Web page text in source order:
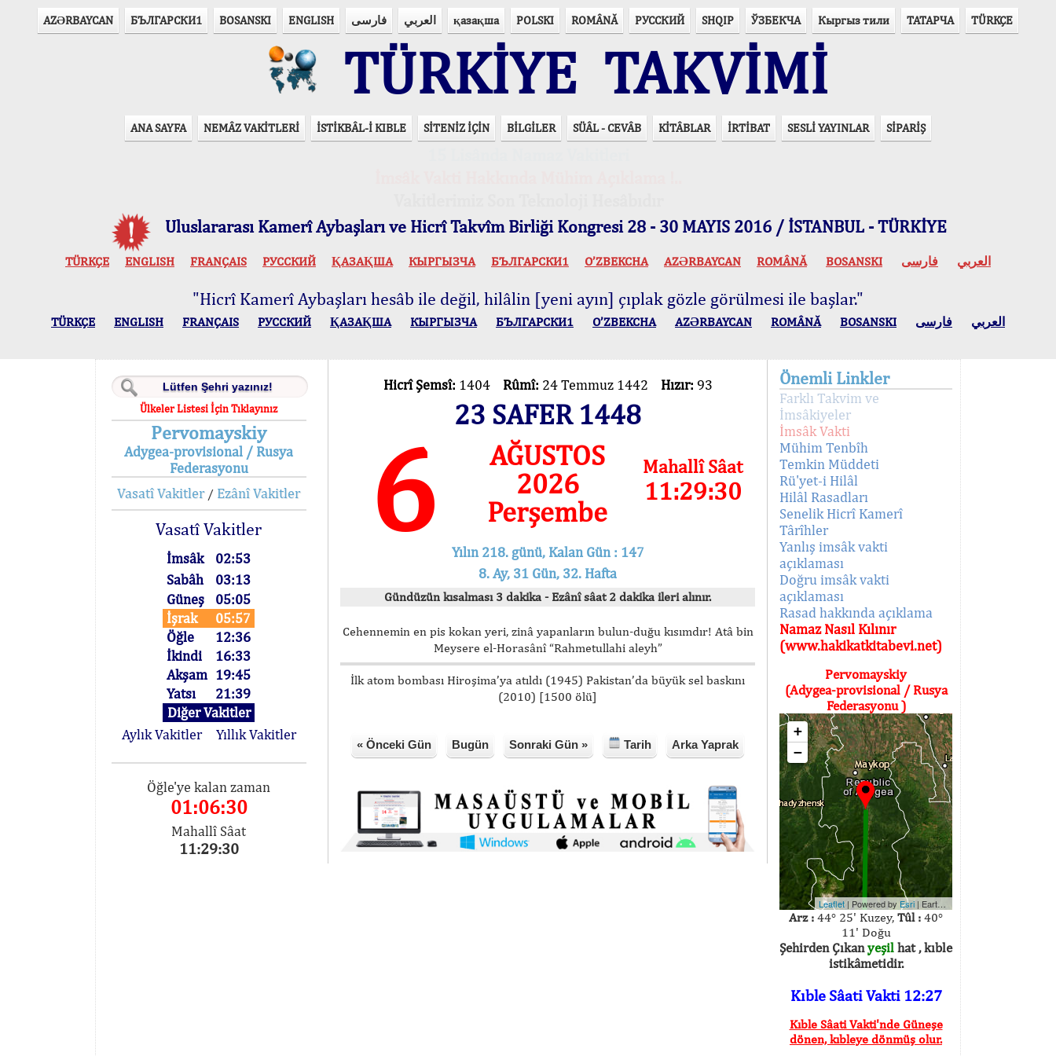
AZӘRBAYCAN БЪЛГАРСКИ1 BOSANSKI ENGLISH فارسی العربي қазақша POLSKI ROMÂNĂ РУССКИЙ SHQIP ЎЗБЕКЧА Кыргыз тили ТАТАРЧА TÜRKÇE
TÜRKİYE TAKVİMİ
ANA SAYFA NEMÂZ VAKİTLERİ İSTİKBÂL-İ KIBLE SİTENİZ İÇİN BİLGİLER SÜÂL - CEVÂB KİTÂBLAR İRTİBAT SESLİ YAYINLAR SİPARİŞ
Uluslararası Kamerî Aybaşları ve Hicrî Takvîm Birliği Kongresi 28 - 30 MAYIS 2016 / İSTANBUL - TÜRKİYE
TÜRKÇE ENGLISH FRANÇAIS РУССКИЙ ҚАЗАҚША КЫPГЫЗЧA БЪЛГАРСКИ1 O’ZBEKCHA AZӘRBAYCAN ROMÂNĂ BOSANSKI العربي فارسی
"Hicrî Kamerî Aybaşları hesâb ile değil, hilâlin [yeni ayın] çıplak gözle görülmesi ile başlar."
TÜRKÇE ENGLISH FRANÇAIS РУССКИЙ ҚАЗАҚША КЫPГЫЗЧA БЪЛГАРСКИ1 O’ZBEKCHA AZӘRBAYCAN ROMÂNĂ BOSANSKI العربي فارسی
Ülkeler Listesi İçin Tıklayınız
Pervomayskiy
Adygea-provisional / Rusya
Federasyonu
Vasatî Vakitler/ Ezânî Vakitler
Vasatî Vakitler
İmsâk
02:53
Sabâh
03:13
Güneş
05:05
İşrak
05:57
Öğle
12:36
İkindi
16:33
Akşam 19:45
Yatsı
21:39
Diğer Vakitler
Aylık Vakitler
Yıllık Vakitler
Öğle'ye kalan zaman
01:06:30
Mahallî Sâat
11:29:30
Hicrî Şemsî: 1404 Rûmî: 24 Temmuz 1442 Hızır: 93
23 SAFER 1448
6
AĞUSTOS
2026
Perşembe
Mahallî Sâat
11:29:30
Yılın 218. günü, Kalan Gün : 147
8. Ay, 31 Gün, 32. Hafta
Gündüzün kısalması 3 dakika - Ezânî sâat 2 dakika ileri alınır.
Cehennemin en pis kokan yeri, zinâ yapanların bulun-duğu kısımdır! Atâ bin
Meysere el-Horasânî “Rahmetullahi aleyh”
İlk atom bombası Hiroşima’ya atıldı (1945) Pakistan’da büyük sel baskını
(2010) [1500 ölü]
« Önceki Gün Bugün Sonraki Gün » Tarih Arka Yaprak
Önemli Linkler
Farklı Takvim ve
İmsâkiyeler
İmsâk Vakti
Mühim Tenbîh
Temkin Müddeti
Rü'yet-i Hilâl
Hilâl Rasadları
Senelik Hicrî Kamerî
Târîhler
Yanlış imsâk vakti
açıklaması
Doğru imsâk vakti
açıklaması
Rasad hakkında açıklama
Namaz Nasıl Kılınır
(www.hakikatkitabevi.net)
Pervomayskiy
(Adygea-provisional / Rusya
Federasyonu )
+
−
Leaflet | Powered by Esri | Earthstar Geographics
Arz : 44° 25' Kuzey, Tûl : 40°
11' Doğu
Şehirden Çıkanyeşil hat , kıble
istikâmetidir.
Kıble Sâati Vakti 12:27
Kıble Sâati Vakti'nde Güneşe
dönen, kıbleye dönmüş olur.